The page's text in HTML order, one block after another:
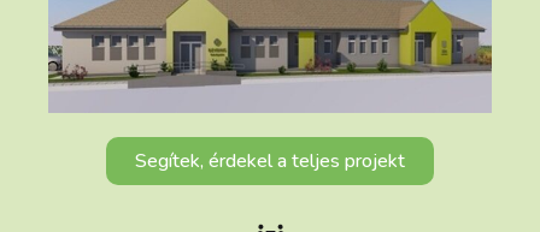
Segítek, érdekel a teljes projekt